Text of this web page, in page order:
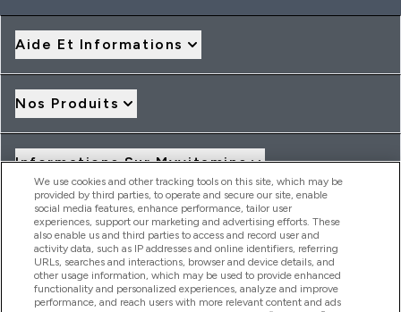
Aide Et Informations
Nos Produits
Informations Sur Myvitamins
Offres Et Réductions
2026 THG Nutrition Limited (FRN: 1022962), trading as
MyVitamins.com is an Introducer Appointed Representative of
We use cookies and other tracking tools on this site, which may be
provided by third parties, to operate and secure our site, enable
social media features, enhance performance, tailor user
experiences, support our marketing and advertising efforts. These
also enable us and third parties to access and record user and
activity data, such as IP addresses and online identifiers, referring
URLs, searches and interactions, browser and device details, and
other usage information, which may be used to provide enhanced
functionality and personalized experiences, analyze and improve
performance, and reach users with more relevant content and ads